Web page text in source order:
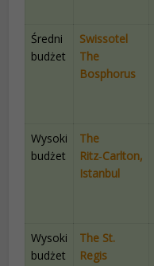
Średni
budżet
Swissotel
The
Bosphorus
Wysoki
budżet
The
Ritz‑Carlton,
Istanbul
Wysoki
budżet
The St.
Regis